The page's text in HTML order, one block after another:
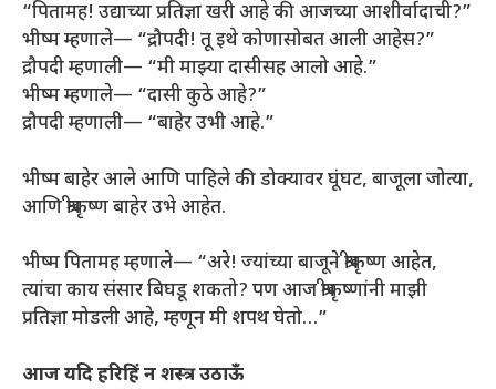
“पितामह! उद्याच्या प्रतिज्ञा खरी आहे की आजच्या आशीर्वादाची?”
भीष्म म्हणाले— “द्रौपदी! तू इथे कोणासोबत आली आहेस?”
द्रौपदी म्हणाली— “मी माझ्या दासीसह आलो आहे.”
भीष्म म्हणाले— “दासी कुठे आहे?”
द्रौपदी म्हणाली— “बाहेर उभी आहे.”
भीष्म बाहेर आले आणि पाहिले की डोक्यावर घूंघट, बाजूला जोत्या,
आणि श्रीकृष्ण बाहेर उभे आहेत.
भीष्म पितामह म्हणाले— “अरे! ज्यांच्या बाजूने श्रीकृष्ण आहेत,
त्यांचा काय संसार बिघडू शकतो? पण आज श्रीकृष्णांनी माझी
प्रतिज्ञा मोडली आहे, म्हणून मी शपथ घेतो…”
आज यदि हरिहिं न शस्त्र उठाऊँ